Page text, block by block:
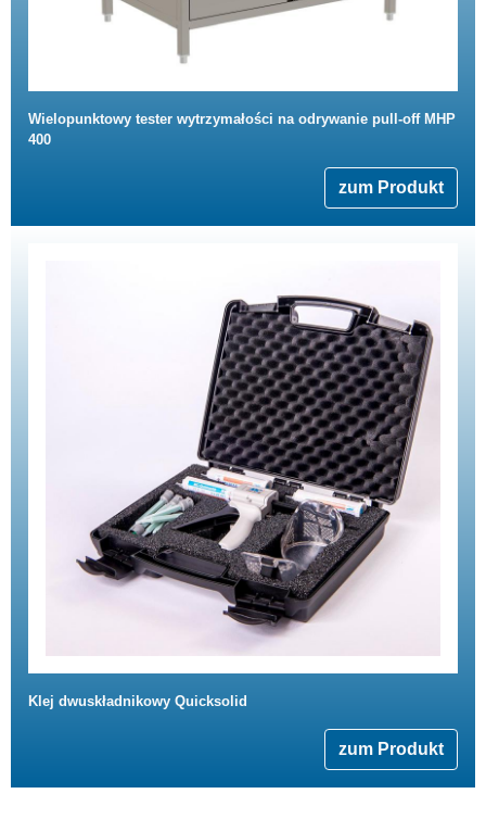
Wielopunktowy tester wytrzymałości na odrywanie pull-off MHP
400
zum Produkt
Klej dwuskładnikowy Quicksolid
zum Produkt